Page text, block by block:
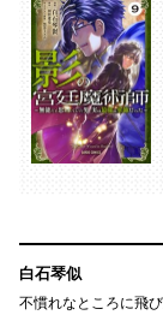
白石琴似
不慣れなところに飛